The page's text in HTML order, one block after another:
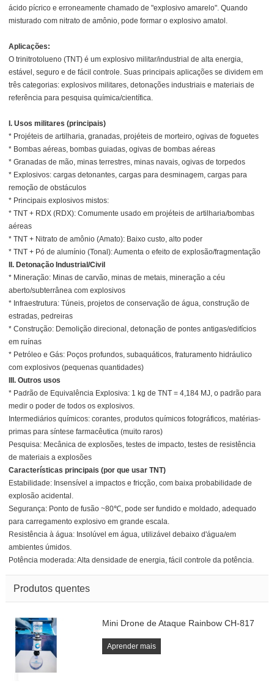
ácido pícrico e erroneamente chamado de "explosivo amarelo". Quando
misturado com nitrato de amônio, pode formar o explosivo amatol.
Aplicações:
O trinitrotolueno (TNT) é um explosivo militar/industrial de alta energia,
estável, seguro e de fácil controle. Suas principais aplicações se dividem em
três categorias: explosivos militares, detonações industriais e materiais de
referência para pesquisa química/científica.
I. Usos militares (principais)
* Projéteis de artilharia, granadas, projéteis de morteiro, ogivas de foguetes
* Bombas aéreas, bombas guiadas, ogivas de bombas aéreas
* Granadas de mão, minas terrestres, minas navais, ogivas de torpedos
* Explosivos: cargas detonantes, cargas para desminagem, cargas para
remoção de obstáculos
* Principais explosivos mistos:
* TNT + RDX (RDX): Comumente usado em projéteis de artilharia/bombas
aéreas
* TNT + Nitrato de amônio (Amato): Baixo custo, alto poder
* TNT + Pó de alumínio (Tonal): Aumenta o efeito de explosão/fragmentação
II. Detonação Industrial/Civil
* Mineração: Minas de carvão, minas de metais, mineração a céu
aberto/subterrânea com explosivos
* Infraestrutura: Túneis, projetos de conservação de água, construção de
estradas, pedreiras
* Construção: Demolição direcional, detonação de pontes antigas/edifícios
em ruínas
* Petróleo e Gás: Poços profundos, subaquáticos, fraturamento hidráulico
com explosivos (pequenas quantidades)
III. Outros usos
* Padrão de Equivalência Explosiva: 1 kg de TNT = 4,184 MJ, o padrão para
medir o poder de todos os explosivos.
Intermediários químicos: corantes, produtos químicos fotográficos, matérias-
primas para síntese farmacêutica (muito raros)
Pesquisa: Mecânica de explosões, testes de impacto, testes de resistência
de materiais a explosões
Características principais (por que usar TNT)
Estabilidade: Insensível a impactos e fricção, com baixa probabilidade de
explosão acidental.
Segurança: Ponto de fusão ~80℃, pode ser fundido e moldado, adequado
para carregamento explosivo em grande escala.
Resistência à água: Insolúvel em água, utilizável debaixo d'água/em
ambientes úmidos.
Potência moderada: Alta densidade de energia, fácil controle da potência.
Produtos quentes
Mini Drone de Ataque Rainbow CH-817
Aprender mais